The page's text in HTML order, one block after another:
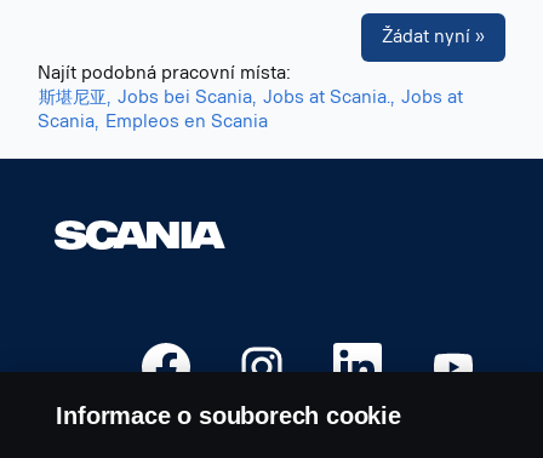
Žádat nyní »
Najít podobná pracovní místa:
斯堪尼亚, Jobs bei Scania, Jobs at Scania., Jobs at
Scania, Empleos en Scania
e
ř
e
e
ř
e
O
e
ř
e
e
Informace o souborech cookie